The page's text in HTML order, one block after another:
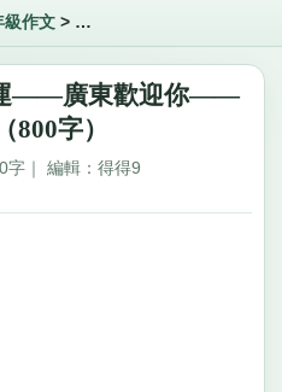
級作文> 爭當信使，喜迎亞運——
——廣東歡迎你——
800字）
字｜ 編輯：得得9